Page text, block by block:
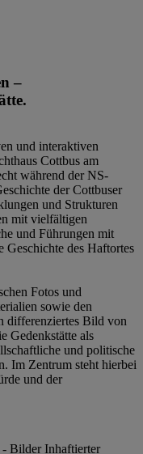
–
und interaktiven
Cottbus am
während der NS-
der Cottbuser
und Strukturen
mit vielfältigen
und Führungen mit
Geschichte des Haftortes
Fotos und
sowie den
differenziertes Bild von
Gedenkstätte als
und politische
Im Zentrum steht hierbei
und der